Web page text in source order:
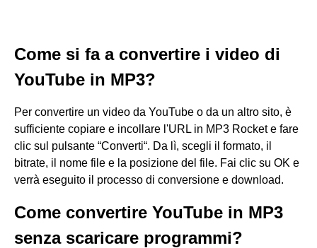
Come si fa a convertire i video di
YouTube in MP3?
Per convertire un video da YouTube o da un altro sito, è
sufficiente copiare e incollare l'URL in MP3 Rocket e fare
clic sul pulsante “Converti“. Da lì, scegli il formato, il
bitrate, il nome file e la posizione del file. Fai clic su OK e
verrà eseguito il processo di conversione e download.
Come convertire YouTube in MP3
senza scaricare programmi?